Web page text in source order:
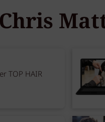
Chris
TOP HAIR